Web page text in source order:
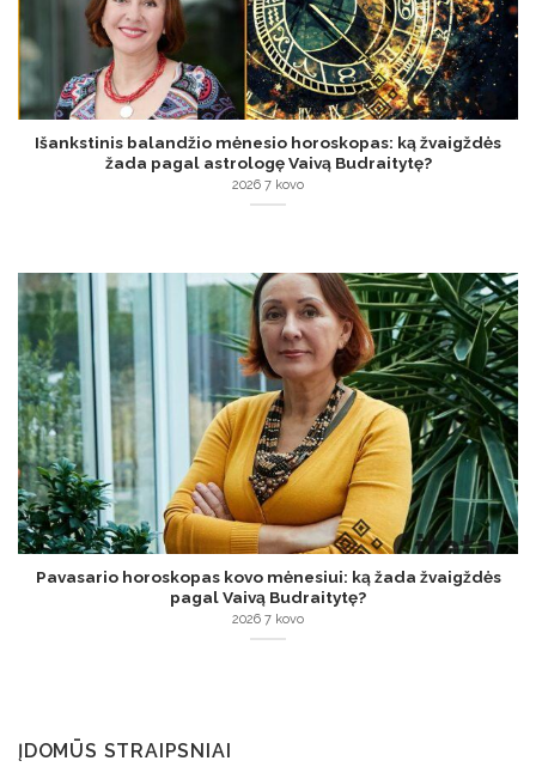
Išankstinis balandžio mėnesio horoskopas: ką žvaigždės
žada pagal astrologę Vaivą Budraitytę?
2026 7 kovo
Pavasario horoskopas kovo mėnesiui: ką žada žvaigždės
pagal Vaivą Budraitytę?
2026 7 kovo
ĮDOMŪS STRAIPSNIAI